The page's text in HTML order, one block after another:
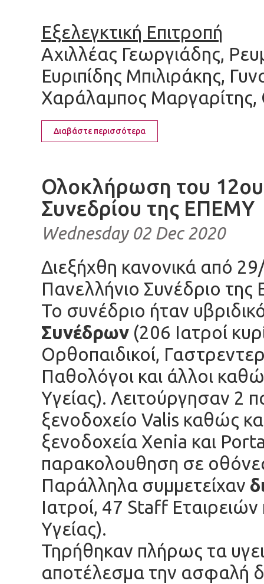
Εξελεγκτική Επιτροπή
Αχιλλέας Γεωργιάδης,
Ευριπίδης Μπιλιράκης,
Χαράλαμπος Μαργαρίτης,
Διαβάστε περισσότερα
Ολοκλήρωση του 12ου
Συνεδρίου της ΕΠΕΜΥ
Wednesday 02 Dec 2020
Διεξήχθη κανονικά από
Πανελλήνιο Συνέδριο
Το συνέδριο ήταν
Συνέδρων (206 Ιατροί
Ορθοπαιδικοί,
Παθολόγοι και άλλοι
Υγείας). Λειτούργησαν 2
ξενοδοχείο Valis καθώς
ξενοδοχεία Xenia και
παρακολουθηση σε
Παράλληλα συμμετείχαν
Ιατροί, 47 Staff
Υγείας).
Τηρήθηκαν πλήρως τα
αποτέλεσμα την ασφαλή